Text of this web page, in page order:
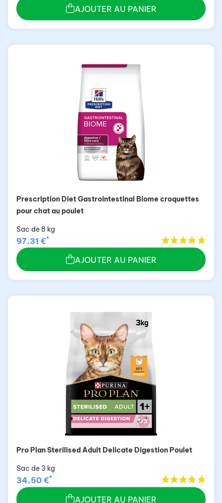
AJOUTER AU PANIER
Prescription Diet Gastrointestinal Biome croquettes
pour chat au poulet
Sac de 8 kg
97,31 €*
AJOUTER AU PANIER
Pro Plan Sterilised Adult Delicate Digestion Poulet
Sac de 3 kg
34,50 €*
AJOUTER AU PANIER